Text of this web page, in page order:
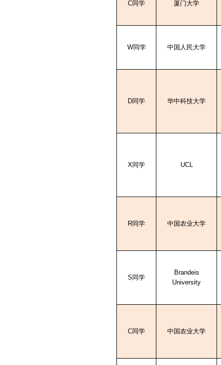
C同学 厦门大学
W同学 中国人民大学
D同学 华中科技大学
X同学 UCL
R同学 中国农业大学
S 同学
Brandeis
University
C同学 中国农业大学